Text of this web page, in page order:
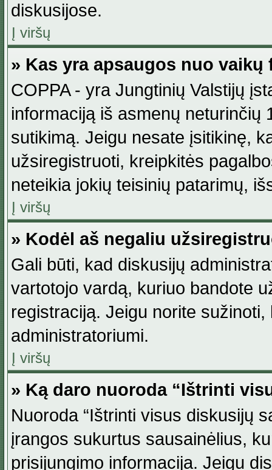
diskusijose.
Į viršų
» Kas yra apsaugos nuo vaikų
COPPA - yra Jungtinių Valstijų
informaciją iš asmenų neturinčių
sutikimą. Jeigu nesate įsitikinę,
užsiregistruoti, kreipkitės
neteikia jokių teisinių patarimų,
Į viršų
» Kodėl aš negaliu
Gali būti, kad diskusijų
vartotojo vardą, kuriuo bandote
registraciją. Jeigu norite
administratoriumi.
Į viršų
» Ką daro nuoroda “Ištrinti
Nuoroda “Ištrinti visus diskusijų
įrangos sukurtus sausainėlius,
prisijungimo informacija. Jeigu